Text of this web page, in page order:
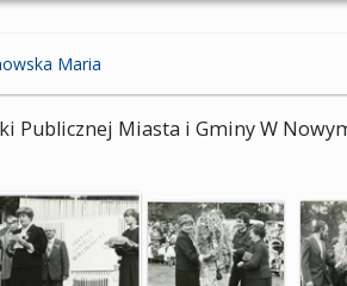
Maria
Publicznej Miasta i Gminy W